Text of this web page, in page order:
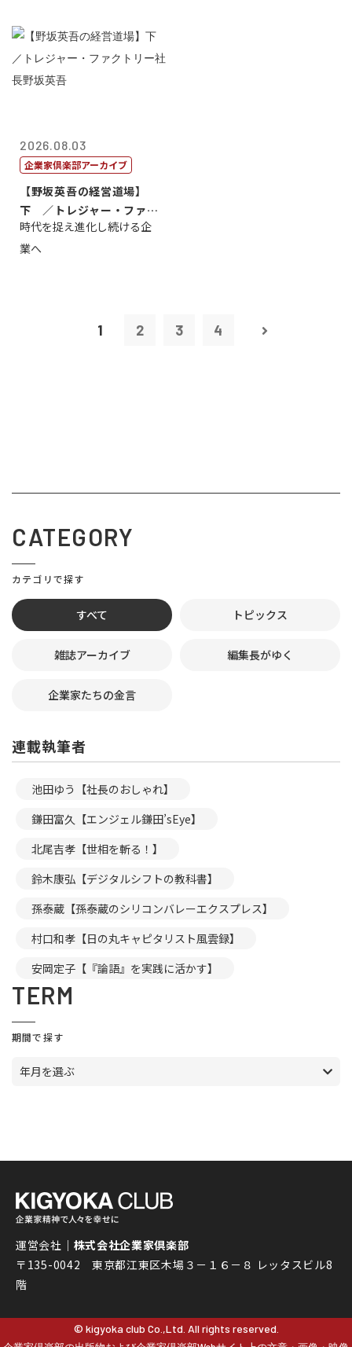
2026.08.03
企業家倶楽部アーカイブ
【野坂英吾の経営道場】
下 ／トレジャー・ファク
トリー社長野坂...
時代を捉え進化し続ける企
業へ
1 2 3 4
CATEGORY
カテゴリで探す
すべて トピックス
雑誌アーカイブ 編集長がゆく
企業家たちの金言
連載執筆者
池田ゆう【社長のおしゃれ】
鎌田富久【エンジェル鎌田’sEye】
北尾吉孝【世相を斬る！】
鈴木康弘【デジタルシフトの教科書】
孫泰蔵【孫泰蔵のシリコンバレーエクスプレス】
村口和孝【日の丸キャピタリスト風雲録】
安岡定子【『論語』を実践に活かす】
TERM
期間で探す
年月を選ぶ
運営会社｜ 株式会社企業家倶楽部
〒135-0042 東京都江東区木場３－１６－８ レッタスビル8
階
© kigyoka club Co.,Ltd. All rights reserved.